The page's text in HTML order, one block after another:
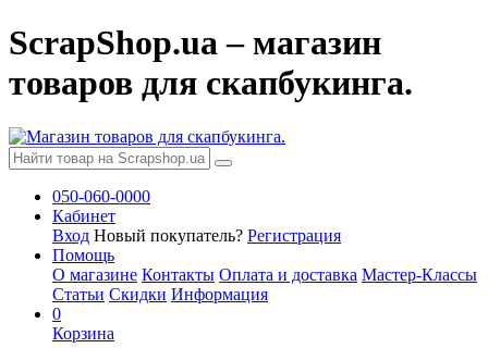
ScrapShop.ua – магазин
товаров для скапбукинга.
050-060-0000
Кабинет
Вход Новый покупатель? Регистрация
Помощь
О магазине Контакты Оплата и доставка Мастер-Классы
Статьи Скидки Информация
0
Корзина